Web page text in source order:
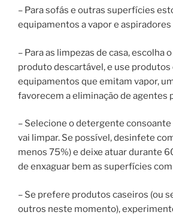
– Para sofás e outras superfícies
equipamentos a vapor e
– Para as limpezas de casa, escolha
produto descartável, e use produtos
equipamentos que emitam vapor,
favorecem a eliminação de agentes
– Selecione o detergente
vai limpar. Se possível, desinfete
menos 75%) e deixe atuar durante
de enxaguar bem as superfícies com
– Se prefere produtos caseiros (ou
outros neste momento),